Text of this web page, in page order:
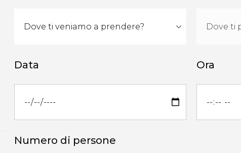
Data Ora
Numero di persone